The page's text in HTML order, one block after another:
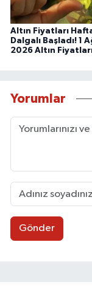
Altın Fiyatları
Dalgalı Başladı! 1
2026 Altın
Yorumlar
Gönder